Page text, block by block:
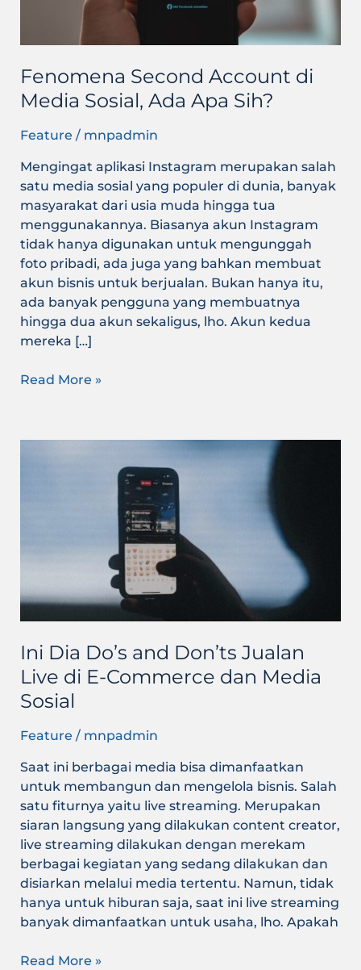
Fenomena Second Account di
Media Sosial, Ada Apa Sih?
Feature / mnpadmin
Mengingat aplikasi Instagram merupakan salah
satu media sosial yang populer di dunia, banyak
masyarakat dari usia muda hingga tua
menggunakannya. Biasanya akun Instagram
tidak hanya digunakan untuk mengunggah
foto pribadi, ada juga yang bahkan membuat
akun bisnis untuk berjualan. Bukan hanya itu,
ada banyak pengguna yang membuatnya
hingga dua akun sekaligus, lho. Akun kedua
mereka […]
Read More »
Ini Dia Do’s and Don’ts Jualan
Live di E-Commerce dan Media
Sosial
Feature / mnpadmin
Saat ini berbagai media bisa dimanfaatkan
untuk membangun dan mengelola bisnis. Salah
satu fiturnya yaitu live streaming. Merupakan
siaran langsung yang dilakukan content creator,
live streaming dilakukan dengan merekam
berbagai kegiatan yang sedang dilakukan dan
disiarkan melalui media tertentu. Namun, tidak
hanya untuk hiburan saja, saat ini live streaming
banyak dimanfaatkan untuk usaha, lho. Apakah
E-
Commerce
dan
Media
Sosial
Read More »